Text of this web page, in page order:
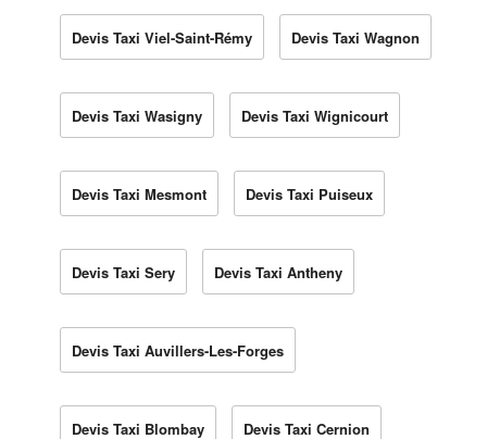
Devis Taxi Viel-Saint-Rémy Devis Taxi Wagnon
Devis Taxi Wasigny Devis Taxi Wignicourt
Devis Taxi Mesmont Devis Taxi Puiseux
Devis Taxi Sery Devis Taxi Antheny
Devis Taxi Auvillers-Les-Forges
Devis Taxi Blombay Devis Taxi Cernion